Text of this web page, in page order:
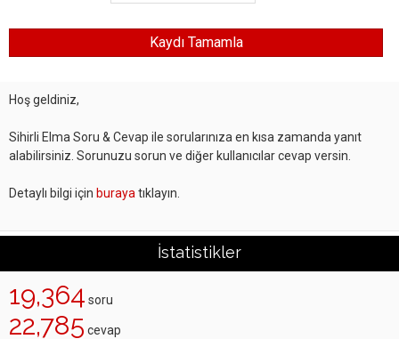
Hoş geldiniz,
Sihirli Elma Soru & Cevap ile sorularınıza en kısa zamanda yanıt
alabilirsiniz. Sorunuzu sorun ve diğer kullanıcılar cevap versin.
Detaylı bilgi için buraya tıklayın.
İstatistikler
19,364 soru
22,785 cevap